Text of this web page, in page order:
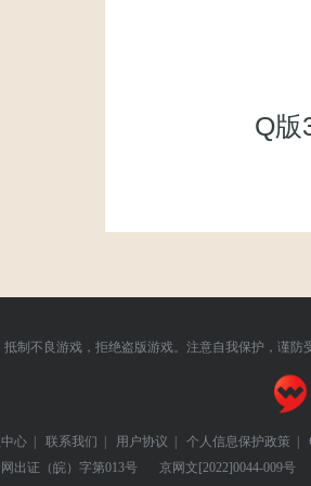
Q版
抵制不良游戏，拒绝盗版游戏。注意自我保护，谨防
心 | 联系我们 | 用户协议 | 个人信息保护政策 |
网出证（皖）字第013号
京网文[2022]0044-009号